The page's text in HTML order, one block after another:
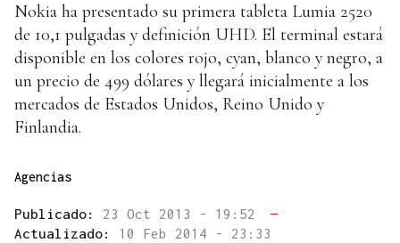
Nokia ha presentado su primera tableta Lumia 2520
de 10,1 pulgadas y definición UHD. El terminal estará
disponible en los colores rojo, cyan, blanco y negro, a
un precio de 499 dólares y llegará inicialmente a los
mercados de Estados Unidos, Reino Unido y
Finlandia.
Agencias
Publicado: 23 Oct 2013 - 19:52
—
Actualizado: 10 Feb 2014 - 23:33